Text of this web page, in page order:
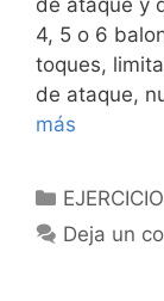
de ataque y
4, 5 o 6
toques,
de ataque,
más
Categorías
EJERCICIO
Deja un